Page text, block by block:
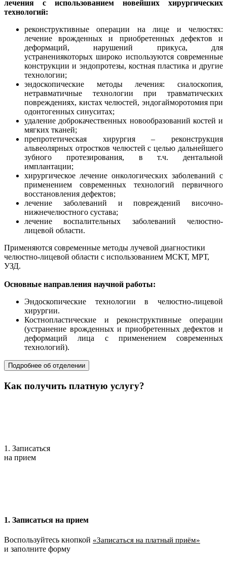
лечения с использованием новейших хирургических
технологий:
реконструктивные операции на лице и челюстях:
лечение врожденных и приобретенных дефектов и
деформаций, нарушений прикуса, для
устранениякоторых широко используются современные
конструкции и эндопротезы, костная пластика и другие
технологии;
эндоскопические методы лечения: сиалоскопия,
нетравматичные технологии при травматических
повреждениях, кистах челюстей, эндогайморотомия при
одонтогенных синуситах;
удаление доброкачественных новообразований костей и
мягких тканей;
препротетическая хирургия – реконструкция
альвеолярных отростков челюстей с целью дальнейшего
зубного протезирования, в т.ч. дентальной
имплантации;
хирургическое лечение онкологических заболеваний с
применением современных технологий первичного
восстановления дефектов;
лечение заболеваний и повреждений височно-
нижнечелюстного сустава;
лечение воспалительных заболеваний челюстно-
лицевой области.
Применяются современные методы лучевой диагностики
челюстно-лицевой области с использованием МСКТ, МРТ,
УЗД.
Основные направления научной работы:
Эндоскопические технологии в челюстно-лицевой
хирургии.
Костнопластические и реконструктивные операции
(устранение врожденных и приобретенных дефектов и
деформаций лица с применением современных
технологий).
Подробнее об отделении
Как получить платную услугу?
1. Записаться
на прием
1. Записаться на прием
Воспользуйтесь кнопкой «Записаться на платный приём»
и заполните форму